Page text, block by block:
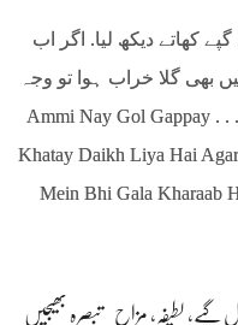
کھاتے دیکھ لیا. اگر اب
گلا خراب ہوا تو وجہ
یہی ہو گی. . . Ammi Nay Gol Gappay
Khatay Daikh Liya Hai
Mein Bhi Gala Kharaab
گپے ، لطیفہ ، مزاح تبصرہ بھیجیں